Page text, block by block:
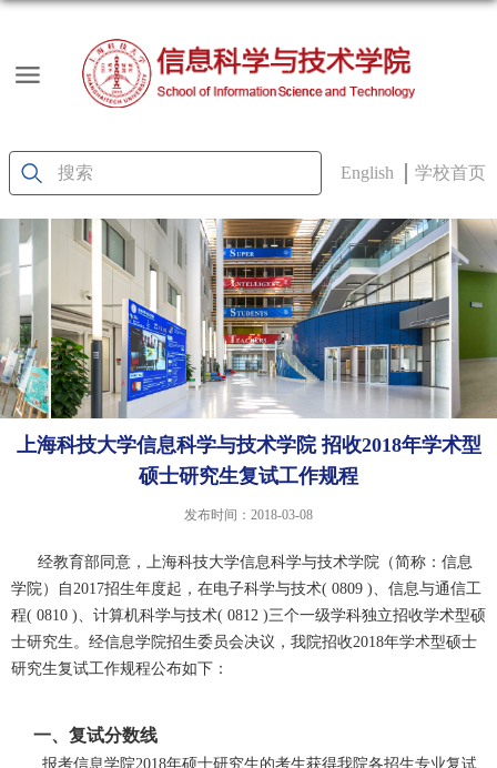
English 学校首页
上海科技大学信息科学与技术学院 招收2018年学术型
硕士研究生复试工作规程
发布时间：2018-03-08
经教育部同意，上海科技大学信息科学与技术学院（简称：信息
学院）自2017招生年度起，在电子科学与技术( 0809 )、信息与通信工
程( 0810 )、计算机科学与技术( 0812 )三个一级学科独立招收学术型硕
士研究生。经信息学院招生委员会决议，我院招收2018年学术型硕士
研究生复试工作规程公布如下：
一、复试分数线
报考信息学院2018年硕士研究生的考生获得我院各招生专业复试